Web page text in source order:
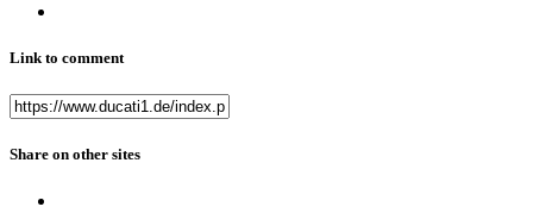
Link to comment
Share on other sites